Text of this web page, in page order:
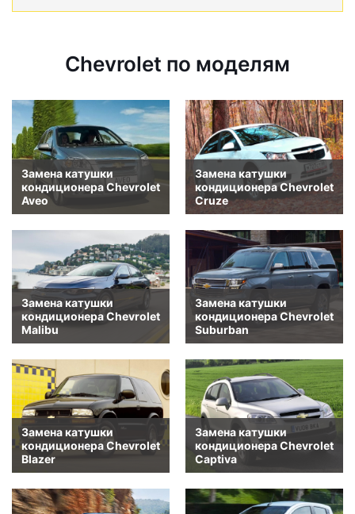
Chevrolet по моделям
Замена катушки
кондиционера Chevrolet
Aveo
Замена катушки
кондиционера Chevrolet
Cruze
Замена катушки
кондиционера Chevrolet
Malibu
Замена катушки
кондиционера Chevrolet
Suburban
Замена катушки
кондиционера Chevrolet
Blazer
Замена катушки
кондиционера Chevrolet
Captiva